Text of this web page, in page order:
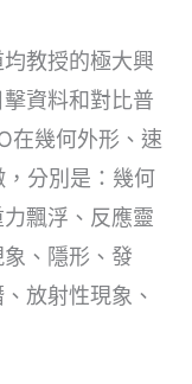
教授的極大興
資料和對比普
在幾何外形、速
分別是：幾何
飄浮、反應靈
、隱形、發
放射性現象、